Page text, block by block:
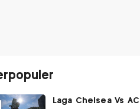
Laga Chelsea Vs AC